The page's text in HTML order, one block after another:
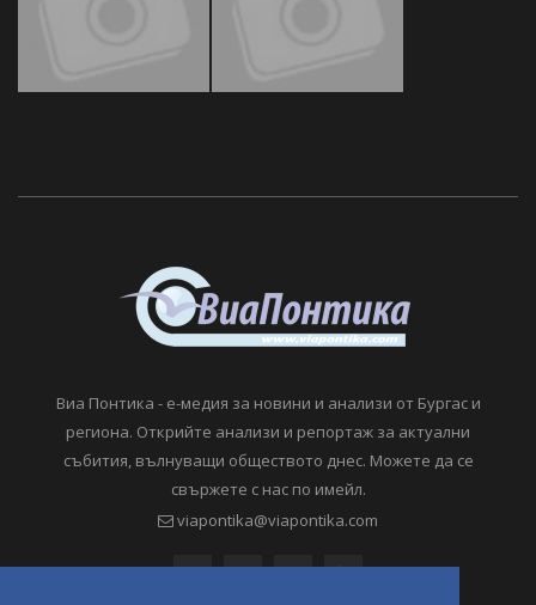
Виа Понтика - е-медия за новини и анализи от Бургас и
региона. Открийте анализи и репортаж за актуални
събития, вълнуващи обществото днес. Можете да се
свържете с нас по имейл.
viapontika@viapontika.com